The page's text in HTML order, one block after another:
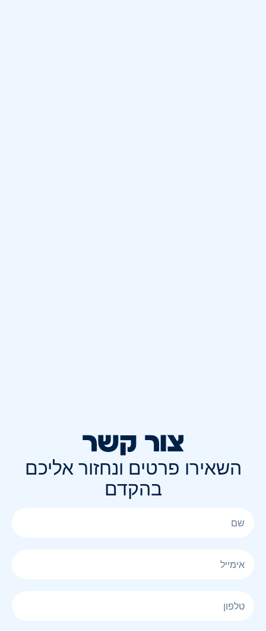
צור קשר
השאירו פרטים ונחזור אליכם
בהקדם